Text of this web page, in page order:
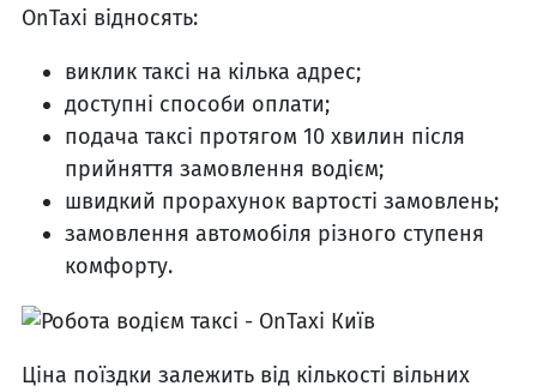
OnTaxi відносять:
виклик таксі на кілька адрес;
доступні способи оплати;
подача таксі протягом 10 хвилин після
прийняття замовлення водієм;
швидкий прорахунок вартості замовлень;
замовлення автомобіля різного ступеня
комфорту.
Ціна поїздки залежить від кількості вільних